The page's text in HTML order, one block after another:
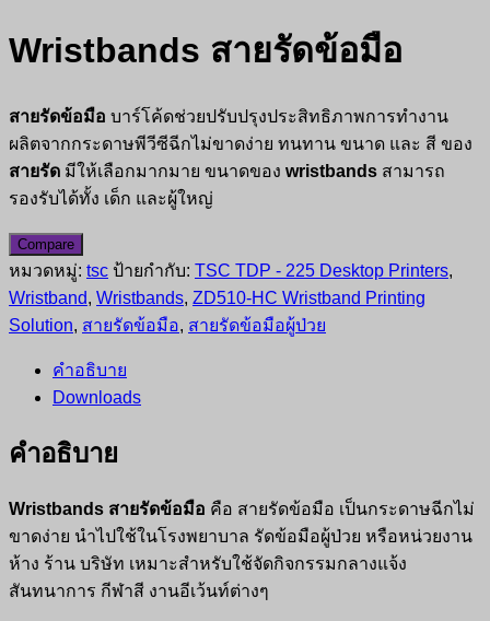
Wristbands สายรัดข้อมือ
สายรัดข้อมือ บาร์โค้ดช่วยปรับปรุงประสิทธิภาพการทำงาน
ผลิตจากกระดาษพีวีซีฉีกไม่ขาดง่าย ทนทาน ขนาด และ สี ของ
สายรัด มีให้เลือกมากมาย ขนาดของ wristbands สามารถ
รองรับได้ทั้ง เด็ก และผู้ใหญ่
Compare
หมวดหมู่: tsc ป้ายกำกับ: TSC TDP - 225 Desktop Printers,
Wristband, Wristbands, ZD510-HC Wristband Printing
Solution, สายรัดข้อมือ, สายรัดข้อมือผู้ป่วย
คำอธิบาย
Downloads
คำอธิบาย
Wristbands สายรัดข้อมือ คือ สายรัดข้อมือ เป็นกระดาษฉีกไม่
ขาดง่าย นำไปใช้ในโรงพยาบาล รัดข้อมือผู้ป่วย หรือหน่วยงาน
ห้าง ร้าน บริษัท เหมาะสำหรับใช้จัดกิจกรรมกลางแจ้ง
สันทนาการ กีฬาสี งานอีเว้นท์ต่างๆ